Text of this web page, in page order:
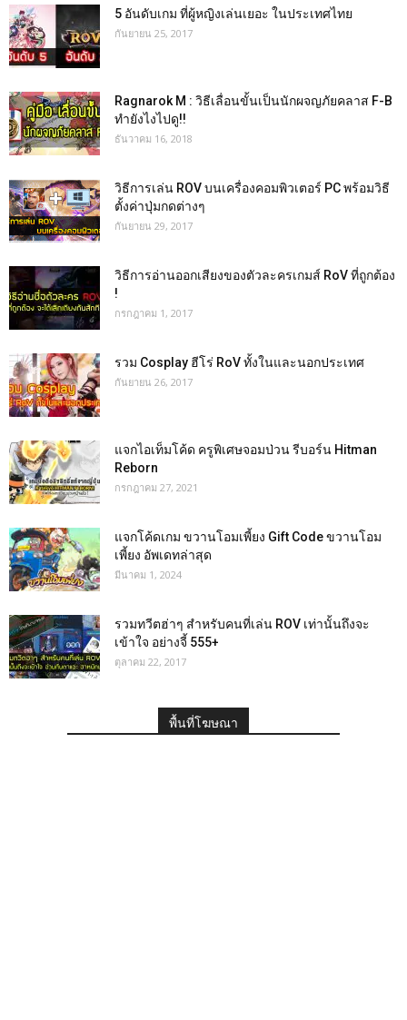
5 อันดับเกม ที่ผู้หญิงเล่นเยอะ ในประเทศไทย
กันยายน 25, 2017
Ragnarok M : วิธีเลื่อนขั้นเป็นนักผจญภัยคลาส F-B
ทำยังไงไปดู!!
ธันวาคม 16, 2018
วิธีการเล่น ROV บนเครื่องคอมพิวเตอร์ PC พร้อมวิธี
ตั้งค่าปุ่มกดต่างๆ
กันยายน 29, 2017
วิธีการอ่านออกเสียงของตัวละครเกมส์ RoV ที่ถูกต้อง
!
กรกฎาคม 1, 2017
รวม Cosplay ฮีโร่ RoV ทั้งในและนอกประเทศ
กันยายน 26, 2017
แจกไอเท็มโค้ด ครูพิเศษจอมป่วน รีบอร์น Hitman
Reborn
กรกฎาคม 27, 2021
แจกโค้ดเกม ขวานโอมเพี้ยง Gift Code ขวานโอม
เพี้ยง อัพเดทล่าสุด
มีนาคม 1, 2024
รวมทวีตฮ่าๆ สำหรับคนที่เล่น ROV เท่านั้นถึงจะ
เข้าใจ อย่างจี้ 555+
ตุลาคม 22, 2017
พื้นที่โฆษณา